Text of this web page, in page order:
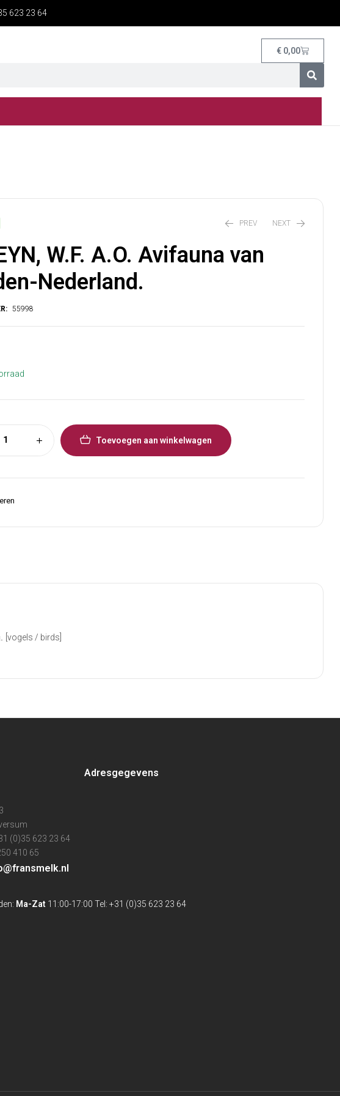
623 23 64
€ 0,00
PREV
€12,00
NEXT
W.F. A.O. Avifauna van
Nederland.
Toevoegen aan winkelwagen
[vogels / birds]
Adresgegevens
(0)35 623 23 64
410 65
Ma-Zat 11:00-17:00 Tel: +31 (0)35 623 23 64